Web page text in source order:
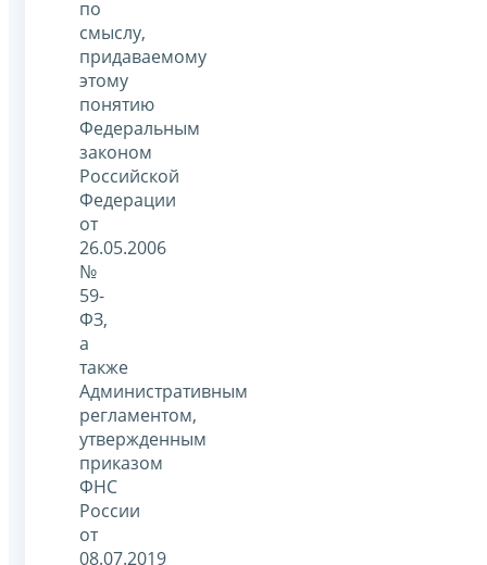
по
смыслу,
придаваемому
этому
понятию
Федеральным
законом
Российской
Федерации
от
26.05.2006
№
59-
ФЗ,
а
также
Административным
регламентом,
утвержденным
приказом
ФНС
России
от
08.07.2019